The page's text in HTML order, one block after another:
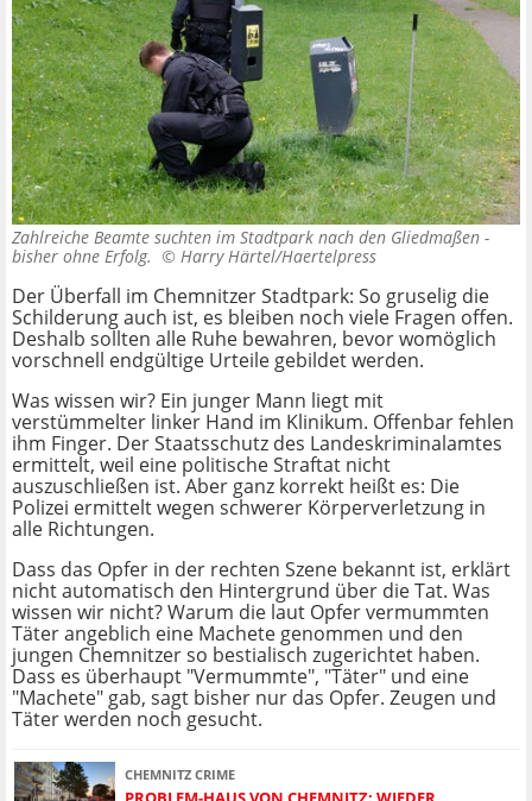
Zahlreiche Beamte suchten im Stadtpark nach den Gliedmaßen -
bisher ohne Erfolg. © Harry Härtel/Haertelpress
Der Überfall im Chemnitzer Stadtpark: So gruselig die
Schilderung auch ist, es bleiben noch viele Fragen offen.
Deshalb sollten alle Ruhe bewahren, bevor womöglich
vorschnell endgültige Urteile gebildet werden.
Was wissen wir? Ein junger Mann liegt mit
verstümmelter linker Hand im Klinikum. Offenbar fehlen
ihm Finger. Der Staatsschutz des Landeskriminalamtes
ermittelt, weil eine politische Straftat nicht
auszuschließen ist. Aber ganz korrekt heißt es: Die
Polizei ermittelt wegen schwerer Körperverletzung in
alle Richtungen.
Dass das Opfer in der rechten Szene bekannt ist, erklärt
nicht automatisch den Hintergrund über die Tat. Was
wissen wir nicht? Warum die laut Opfer vermummten
Täter angeblich eine Machete genommen und den
jungen Chemnitzer so bestialisch zugerichtet haben.
Dass es überhaupt "Vermummte", "Täter" und eine
"Machete" gab, sagt bisher nur das Opfer. Zeugen und
Täter werden noch gesucht.
CHEMNITZ CRIME